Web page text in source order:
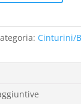
Cinturini/